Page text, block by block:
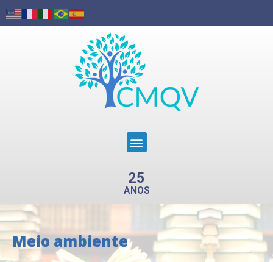
25
ANOS
Meio ambiente